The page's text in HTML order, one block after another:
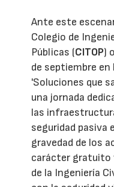
Ante este
Colegio de
Públicas (CITOP)
de septiembre
'Soluciones que
una jornada
las
seguridad pasiva
gravedad de los
carácter gratuito
de la Ingeniería